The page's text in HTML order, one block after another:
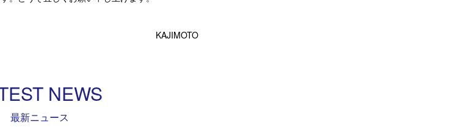
KAJIMOTO
NEWS
最新ニュース